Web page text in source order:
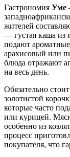
Гастрономия Уме
жителей
— густая каша из
подают
арахисовый или
блюда отражают
на весь день.
Обязательно
золотистой
которые часто
или курицей.
особенно из
процесс
покупателя, что